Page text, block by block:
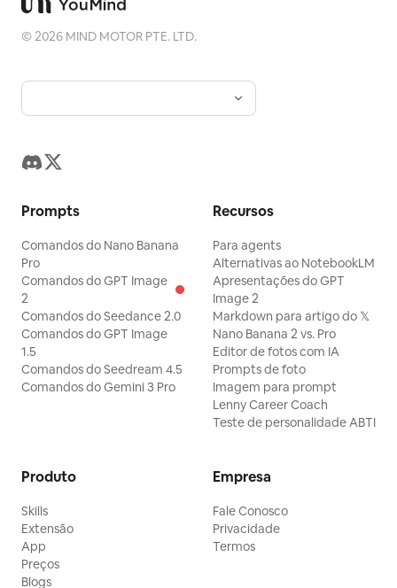
©2026 MIND MOTOR PTE. LTD.
Prompts
Comandos do Nano Banana
Pro
Comandos do GPT Image
2
Comandos do Seedance 2.0
Comandos do GPT Image
1.5
Comandos do Seedream 4.5
Comandos do Gemini 3 Pro
Recursos
Para agents
Alternativas ao NotebookLM
Apresentações do GPT
Image 2
Markdown para artigo do 𝕏
Nano Banana 2 vs. Pro
Editor de fotos com IA
Prompts de foto
Imagem para prompt
Lenny Career Coach
Teste de personalidade ABTI
Produto
Skills
Extensão
App
Preços
Blogs
Empresa
Fale Conosco
Privacidade
Termos